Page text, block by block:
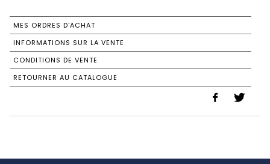
MES ORDRES D'ACHAT
INFORMATIONS SUR LA VENTE
CONDITIONS DE VENTE
RETOURNER AU CATALOGUE